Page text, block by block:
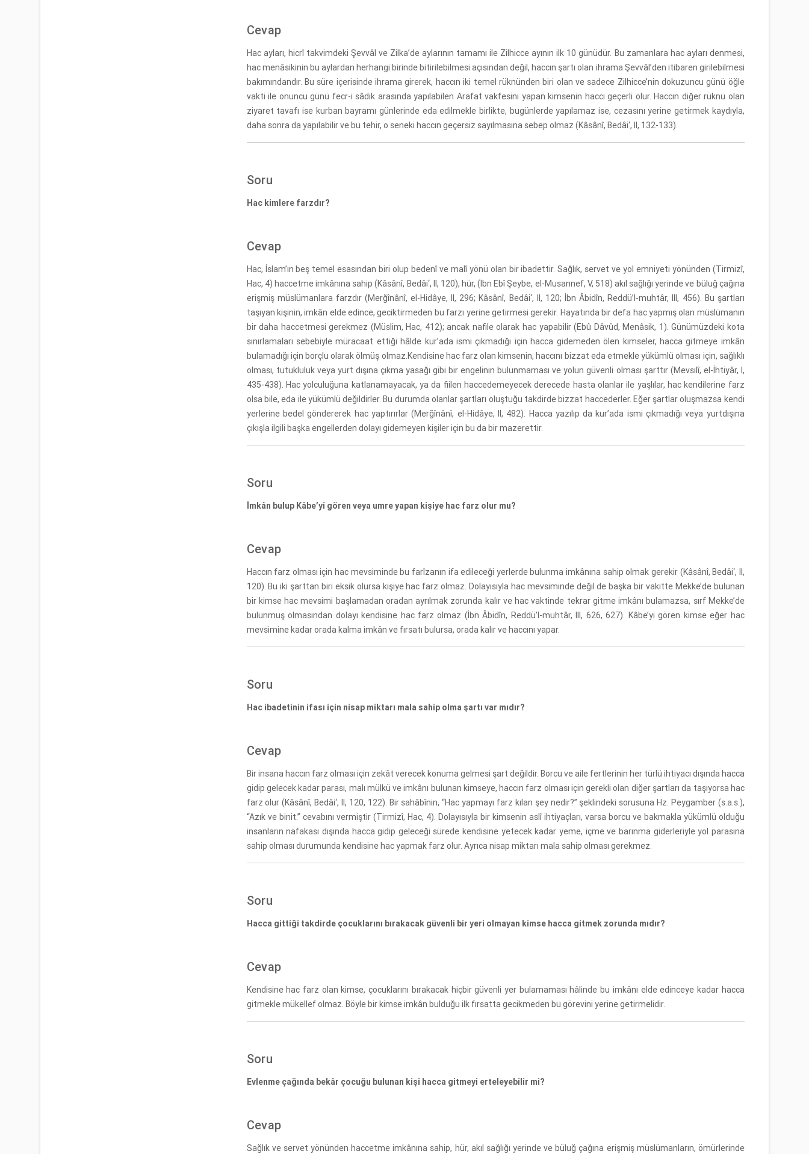
Cevap
Hac ayları, hicrî takvimdeki Şevvâl ve Zilka’de aylarının tamamı ile Zilhicce ayının ilk 10 günüdür. Bu zamanlara hac ayları denmesi,
hac menâsikinin bu aylardan herhangi birinde bitirilebilmesi açısından değil, haccın şartı olan ihrama Şevvâl’den itibaren girilebilmesi
bakımındandır. Bu süre içerisinde ihrama girerek, haccın iki temel rüknünden biri olan ve sadece Zilhicce’nin dokuzuncu günü öğle
vakti ile onuncu günü fecr-i sâdık arasında yapılabilen Arafat vakfesini yapan kimsenin haccı geçerli olur. Haccın diğer rüknü olan
ziyaret tavafı ise kurban bayramı günlerinde eda edilmekle birlikte, bugünlerde yapılamaz ise, cezasını yerine getirmek kaydıyla,
daha sonra da yapılabilir ve bu tehir, o seneki haccın geçersiz sayılmasına sebep olmaz (Kâsânî, Bedâi‘, II, 132-133).
Soru
Hac kimlere farzdır?
Cevap
Hac, İslam’ın beş temel esasından biri olup bedenî ve malî yönü olan bir ibadettir. Sağlık, servet ve yol emniyeti yönünden (Tirmizî,
Hac, 4) haccetme imkânına sahip (Kâsânî, Bedâi‘, II, 120), hür, (İbn Ebî Şeybe, el-Musannef, V, 518) akıl sağlığı yerinde ve büluğ çağına
erişmiş müslümanlara farzdır (Merğînânî, el-Hidâye, II, 296; Kâsânî, Bedâi‘, II, 120; İbn Âbidîn, Reddü’l-muhtâr, III, 456). Bu şartları
taşıyan kişinin, imkân elde edince, geciktirmeden bu farzı yerine getirmesi gerekir. Hayatında bir defa hac yapmış olan müslümanın
bir daha haccetmesi gerekmez (Müslim, Hac, 412); ancak nafile olarak hac yapabilir (Ebû Dâvûd, Menâsik, 1). Günümüzdeki kota
sınırlamaları sebebiyle müracaat ettiği hâlde kur’ada ismi çıkmadığı için hacca gidemeden ölen kimseler, hacca gitmeye imkân
bulamadığı için borçlu olarak ölmüş olmaz.Kendisine hac farz olan kimsenin, haccını bizzat eda etmekle yükümlü olması için, sağlıklı
olması, tutukluluk veya yurt dışına çıkma yasağı gibi bir engelinin bulunmaması ve yolun güvenli olması şarttır (Mevsılî, el-İhtiyâr, I,
435-438). Hac yolculuğuna katlanamayacak, ya da fiilen haccedemeyecek derecede hasta olanlar ile yaşlılar, hac kendilerine farz
olsa bile, eda ile yükümlü değildirler. Bu durumda olanlar şartları oluştuğu takdirde bizzat haccederler. Eğer şartlar oluşmazsa kendi
yerlerine bedel göndererek hac yaptırırlar (Merğînânî, el-Hidâye, II, 482). Hacca yazılıp da kur’ada ismi çıkmadığı veya yurtdışına
çıkışla ilgili başka engellerden dolayı gidemeyen kişiler için bu da bir mazerettir.
Soru
İmkân bulup Kâbe’yi gören veya umre yapan kişiye hac farz olur mu?
Cevap
Haccın farz olması için hac mevsiminde bu farîzanın ifa edileceği yerlerde bulunma imkânına sahip olmak gerekir (Kâsânî, Bedâi‘, II,
120). Bu iki şarttan biri eksik olursa kişiye hac farz olmaz. Dolayısıyla hac mevsiminde değil de başka bir vakitte Mekke’de bulunan
bir kimse hac mevsimi başlamadan oradan ayrılmak zorunda kalır ve hac vaktinde tekrar gitme imkânı bulamazsa, sırf Mekke’de
bulunmuş olmasından dolayı kendisine hac farz olmaz (İbn Âbidîn, Reddü’l-muhtâr, III, 626, 627). Kâbe’yi gören kimse eğer hac
mevsimine kadar orada kalma imkân ve fırsatı bulursa, orada kalır ve haccını yapar.
Soru
Hac ibadetinin ifası için nisap miktarı mala sahip olma şartı var mıdır?
Cevap
Bir insana haccın farz olması için zekât verecek konuma gelmesi şart değildir. Borcu ve aile fertlerinin her türlü ihtiyacı dışında hacca
gidip gelecek kadar parası, malı mülkü ve imkânı bulunan kimseye, haccın farz olması için gerekli olan diğer şartları da taşıyorsa hac
farz olur (Kâsânî, Bedâi‘, II, 120, 122). Bir sahâbînin, “Hac yapmayı farz kılan şey nedir?” şeklindeki sorusuna Hz. Peygamber (s.a.s.),
“Azık ve binit.” cevabını vermiştir (Tirmizî, Hac, 4). Dolayısıyla bir kimsenin aslî ihtiyaçları, varsa borcu ve bakmakla yükümlü olduğu
insanların nafakası dışında hacca gidip geleceği sürede kendisine yetecek kadar yeme, içme ve barınma giderleriyle yol parasına
sahip olması durumunda kendisine hac yapmak farz olur. Ayrıca nisap miktarı mala sahip olması gerekmez.
Soru
Hacca gittiği takdirde çocuklarını bırakacak güvenli bir yeri olmayan kimse hacca gitmek zorunda mıdır?
Cevap
Kendisine hac farz olan kimse, çocuklarını bırakacak hiçbir güvenli yer bulamaması hâlinde bu imkânı elde edinceye kadar hacca
gitmekle mükellef olmaz. Böyle bir kimse imkân bulduğu ilk fırsatta gecikmeden bu görevini yerine getirmelidir.
Soru
Evlenme çağında bekâr çocuğu bulunan kişi hacca gitmeyi erteleyebilir mi?
Cevap
Sağlık ve servet yönünden haccetme imkânına sahip, hür, akıl sağlığı yerinde ve büluğ çağına erişmiş müslümanların, ömürlerinde